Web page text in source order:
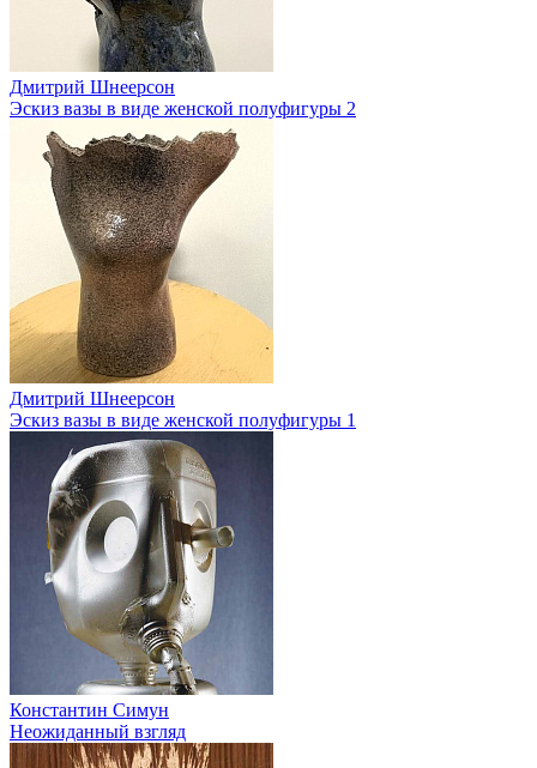
Дмитрий Шнеерсон
Эскиз вазы в виде женской полуфигуры 2
Дмитрий Шнеерсон
Эскиз вазы в виде женской полуфигуры 1
Константин Симун
Неожиданный взгляд